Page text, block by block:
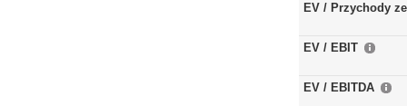
EV / Przychody
EV / EBIT
EV / EBITDA